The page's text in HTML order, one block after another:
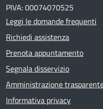
PIVA: 00074070525
Leggi le domande frequenti
Richiedi assistenza
Prenota appuntamento
Segnala disservizio
Amministrazione
Informativa privacy